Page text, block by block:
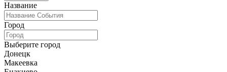
Название
Город
Выберите город
Донецк
Макеевка